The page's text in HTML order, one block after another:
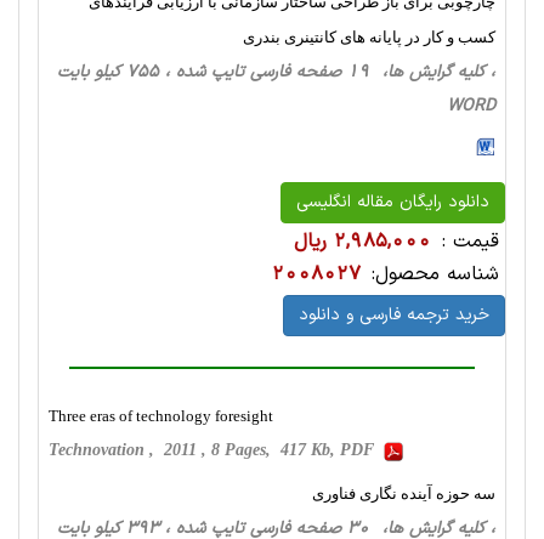
کسب و کار در پایانه های کانتینری بندری
، کلیه گرایش ها، 19 صفحه فارسی تایپ شده ، 755 کیلو بایت
WORD
دانلود رایگان مقاله انگلیسی
قیمت : 2,985,000 ریال
شناسه محصول: 2008027
خرید ترجمه فارسی و دانلود
Three eras of technology foresight
Technovation , 2011 , 8 Pages, 417 Kb, PDF
سه حوزه آینده نگاری فناوری
، کلیه گرایش ها، 30 صفحه فارسی تایپ شده ، 393 کیلو بایت